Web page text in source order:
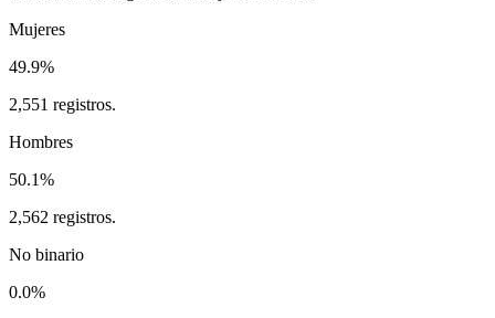
Mujeres
49.9%
2,551 registros.
Hombres
50.1%
2,562 registros.
No binario
0.0%